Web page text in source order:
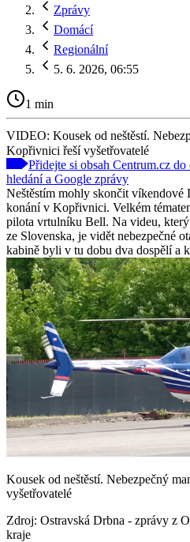
Zprávy
Domácí
Regionální
5. 6. 2026, 06:55
1 min
VIDEO: Kousek od neštěstí.
Kopřivnici řeší vyšetřovatelé
Přidejte si obsah Centrum.cz
hledání a Google zprávy
Neštěstím mohly skončit víkendové
konání v Kopřivnici. Velkém
pilota vrtulníku Bell. Na videu,
ze Slovenska, je vidět nebezpečné
kabině byli v tu dobu dva dospělí a
Kousek od neštěstí. Nebezpečný
vyšetřovatelé
Zdroj: Ostravská Drbna - zprávy z
kraje